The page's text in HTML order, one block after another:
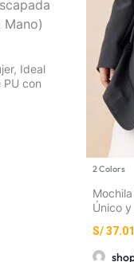
Ideal
PU con
a
2 Colors
Único
S/37.01